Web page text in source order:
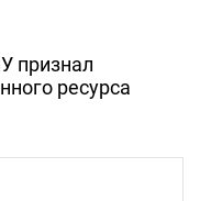
признал
ресурса